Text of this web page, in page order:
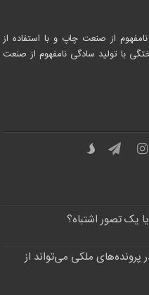
از صنعت چاپ و با استفاده از
با تولید سادگی نامفهوم از صنعت
یک تصور اشتباه؟
ملکی می‌تواند از